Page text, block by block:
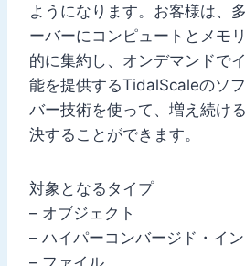
ようになります。お客様は、
ーバーにコンピュートとメモ
的に集約し、オンデマンドで
能を提供するTidalScaleのソ
バー技術を使って、増え続け
決することができます。
対象となるタイプ
– オブジェクト
– ハイパーコンバージド・イ
– ファイル